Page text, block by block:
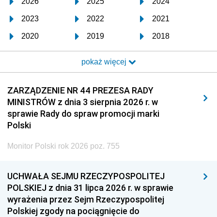
2023 2022 2021
2020 2019 2018
2017 2016 2015
2014 2013 2012
2011 2010 2009
2008 2007 2006
2005
1996 1995 1994
1993 1992 1991
1990 1989
pokaż więcej
ZARZĄDZENIE NR 44 PREZESA RADY
MINISTRÓW z dnia 3 sierpnia 2026 r. w
sprawie Rady do spraw promocji marki
Polski
Monitor Polski rok 2026 poz. 755
UCHWAŁA SEJMU RZECZYPOSPOLITEJ
POLSKIEJ z dnia 31 lipca 2026 r. w sprawie
wyrażenia przez Sejm Rzeczypospolitej
Polskiej zgody na pociągnięcie do